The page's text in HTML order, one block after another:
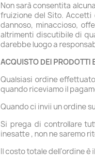
Non sarà consentita
fruizione del Sito. Accetti
dannoso, minaccioso,
altrimenti discutibile di
darebbe luogo a
ACQUISTO DEI PRODOTTI
Qualsiasi ordine
quando riceviamo il
Quando ci invii un ordine
Si prega di controllare
inesatte , non ne saremo
Il costo totale dell'ordine